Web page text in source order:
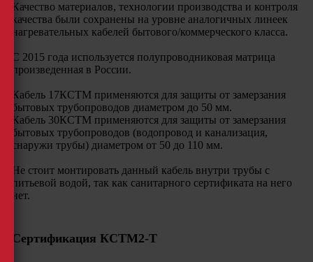
Качество материалов, технологии производства и контроля
качества были сохранены на уровне аналогичных линеек
нагревательных кабелей бытового/коммерческого класса.
С 2015 года используется полупроводниковая матрица
произведенная в России.
Кабель 17КСТМ применяются для защиты от замерзания
бытовых трубопроводов диаметром до 50 мм.
Кабель 30КСТМ применяются для защиты от замерзания
бытовых трубопроводов (водопровод и канализация,
снаружи трубы) диаметром от 50 до 110 мм.
Не стоит монтировать данный кабель внутри трубы с
питьевой водой, так как санитарного сертификата на него
нет.
Сертификация КСТМ2-Т